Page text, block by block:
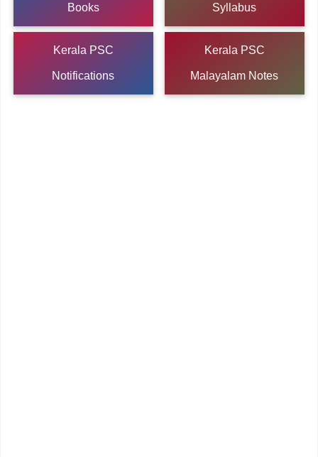
Books Syllabus
Kerala PSC
Notifications
Kerala PSC
Malayalam Notes